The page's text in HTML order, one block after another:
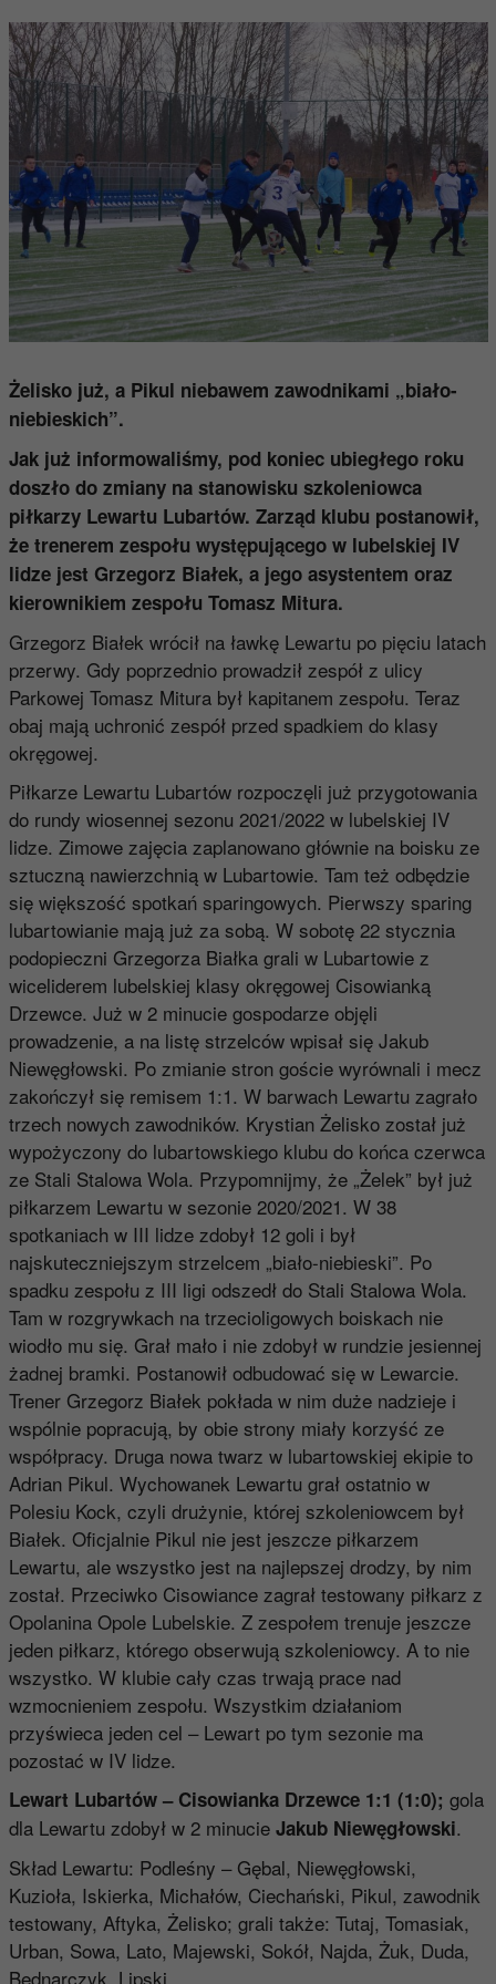
Żelisko już, a Pikul niebawem zawodnikami „biało-
niebieskich”.
Jak już informowaliśmy, pod koniec ubiegłego roku
doszło do zmiany na stanowisku szkoleniowca
piłkarzy Lewartu Lubartów. Zarząd klubu postanowił,
że trenerem zespołu występującego w lubelskiej IV
lidze jest Grzegorz Białek, a jego asystentem oraz
kierownikiem zespołu Tomasz Mitura.
Grzegorz Białek wrócił na ławkę Lewartu po pięciu latach
przerwy. Gdy poprzednio prowadził zespół z ulicy
Parkowej Tomasz Mitura był kapitanem zespołu. Teraz
obaj mają uchronić zespół przed spadkiem do klasy
okręgowej.
Piłkarze Lewartu Lubartów rozpoczęli już przygotowania
do rundy wiosennej sezonu 2021/2022 w lubelskiej IV
lidze. Zimowe zajęcia zaplanowano głównie na boisku ze
sztuczną nawierzchnią w Lubartowie. Tam też odbędzie
się większość spotkań sparingowych. Pierwszy sparing
lubartowianie mają już za sobą. W sobotę 22 stycznia
podopieczni Grzegorza Białka grali w Lubartowie z
wiceliderem lubelskiej klasy okręgowej Cisowianką
Drzewce. Już w 2 minucie gospodarze objęli
prowadzenie, a na listę strzelców wpisał się Jakub
Niewęgłowski. Po zmianie stron goście wyrównali i mecz
zakończył się remisem 1:1. W barwach Lewartu zagrało
trzech nowych zawodników. Krystian Żelisko został już
wypożyczony do lubartowskiego klubu do końca czerwca
ze Stali Stalowa Wola. Przypomnijmy, że „Żelek” był już
piłkarzem Lewartu w sezonie 2020/2021. W 38
spotkaniach w III lidze zdobył 12 goli i był
najskuteczniejszym strzelcem „biało-niebieski”. Po
spadku zespołu z III ligi odszedł do Stali Stalowa Wola.
Tam w rozgrywkach na trzecioligowych boiskach nie
wiodło mu się. Grał mało i nie zdobył w rundzie jesiennej
żadnej bramki. Postanowił odbudować się w Lewarcie.
Trener Grzegorz Białek pokłada w nim duże nadzieje i
wspólnie popracują, by obie strony miały korzyść ze
współpracy. Druga nowa twarz w lubartowskiej ekipie to
Adrian Pikul. Wychowanek Lewartu grał ostatnio w
Polesiu Kock, czyli drużynie, której szkoleniowcem był
Białek. Oficjalnie Pikul nie jest jeszcze piłkarzem
Lewartu, ale wszystko jest na najlepszej drodzy, by nim
został. Przeciwko Cisowiance zagrał testowany piłkarz z
Opolanina Opole Lubelskie. Z zespołem trenuje jeszcze
jeden piłkarz, którego obserwują szkoleniowcy. A to nie
wszystko. W klubie cały czas trwają prace nad
wzmocnieniem zespołu. Wszystkim działaniom
przyświeca jeden cel – Lewart po tym sezonie ma
pozostać w IV lidze.
Lewart Lubartów – Cisowianka Drzewce 1:1 (1:0); gola
dla Lewartu zdobył w 2 minucie Jakub Niewęgłowski.
Skład Lewartu: Podleśny – Gębal, Niewęgłowski,
Kuzioła, Iskierka, Michałów, Ciechański, Pikul, zawodnik
testowany, Aftyka, Żelisko; grali także: Tutaj, Tomasiak,
Urban, Sowa, Lato, Majewski, Sokół, Najda, Żuk, Duda,
Bednarczyk, Lipski.